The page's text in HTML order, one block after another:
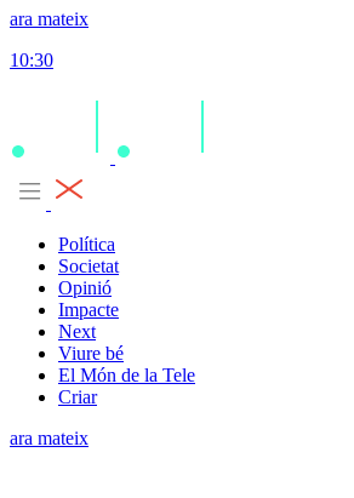
ara mateix
10:30
Política
Societat
Opinió
Impacte
Next
Viure bé
El Món de la Tele
Criar
ara mateix